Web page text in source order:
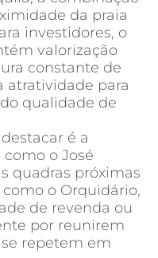
da praia
investidores, o
valorização
constante de
atratividade para
qualidade de
é a
o José
quadras próximas
o Orquidário,
de revenda ou
por reunirem
repetem em